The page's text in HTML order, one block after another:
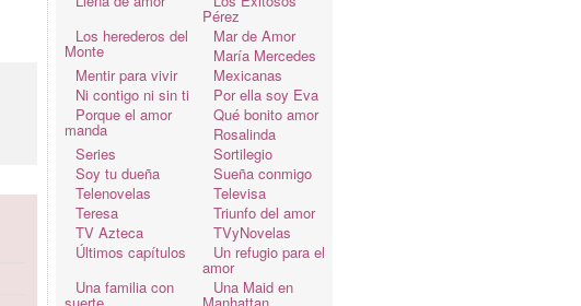
Pérez
Los herederos del
Monte
Mar de Amor
María Mercedes
Mentir para vivir
Mexicanas
Ni contigo ni sin ti
Por ella soy Eva
Porque el amor
manda
Qué bonito amor
Rosalinda
Series
Sortilegio
Soy tu dueña
Sueña conmigo
Telenovelas
Televisa
Teresa
Triunfo del amor
TV Azteca
TVyNovelas
Últimos capítulos
Un refugio para el
amor
Una familia con
Una Maid en